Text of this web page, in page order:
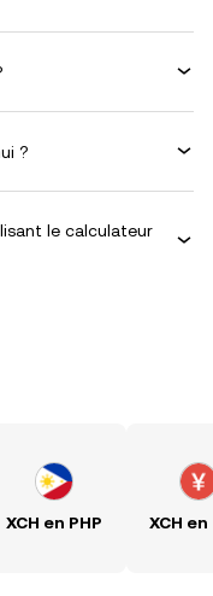
?
le calculateur
XCH en PHP XCH en